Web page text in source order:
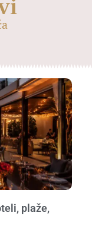
plaže,